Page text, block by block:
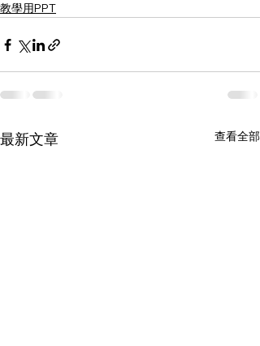
教學用PPT
最新文章 查看全部